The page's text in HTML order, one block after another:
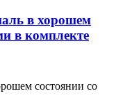
в хорошем
в комплекте
состоянии со